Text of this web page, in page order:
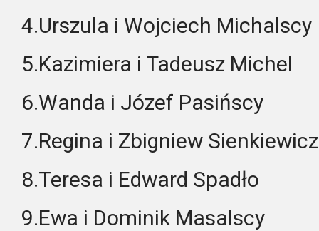
4.​Urszula i Wojciech Michalscy
5.​Kazimiera i Tadeusz Michel
6.​Wanda i Józef Pasińscy
7.​Regina i Zbigniew Sienkiewicz
8.​Teresa i Edward Spadło
9.​Ewa i Dominik Masalscy